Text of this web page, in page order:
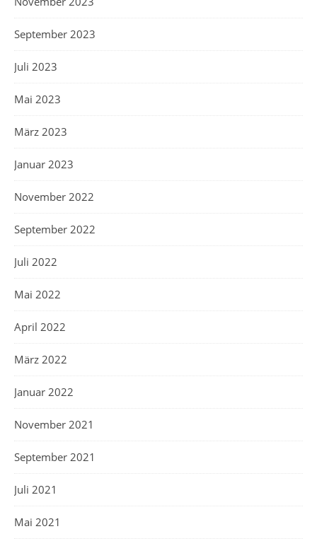
September 2023
Juli 2023
Mai 2023
März 2023
Januar 2023
November 2022
September 2022
Juli 2022
Mai 2022
April 2022
März 2022
Januar 2022
November 2021
September 2021
Juli 2021
Mai 2021